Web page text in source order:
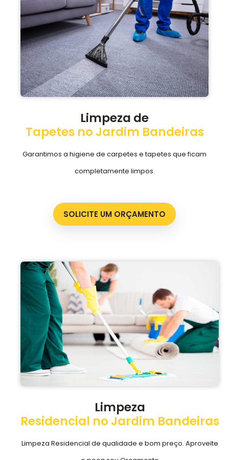
Limpeza de
Tapetes no Jardim Bandeiras
Garantimos a higiene de carpetes e tapetes que ficam
completamente limpos.
SOLICITE UM ORÇAMENTO
Limpeza
Residencial no Jardim Bandeiras
Limpeza Residencial de qualidade e bom preço. Aproveite